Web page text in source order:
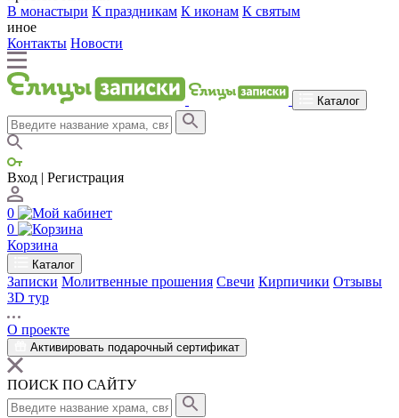
В монастыри К праздникам К иконам К святым
иное
Контакты Новости
Каталог
Вход | Регистрация
0
0
Корзина
Каталог
Записки Молитвенные прошения Свечи Кирпичики Отзывы
3D тур
О проекте
Активировать подарочный сертификат
ПОИСК ПО САЙТУ